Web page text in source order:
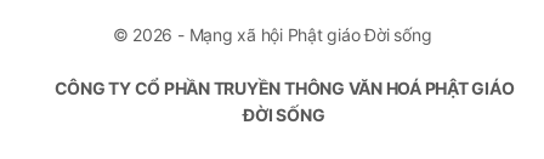
© 2026 - Mạng xã hội Phật giáo Đời sống
CÔNG TY CỔ PHẦN TRUYỀN THÔNG VĂN HOÁ PHẬT GIÁO
ĐỜI SỐNG